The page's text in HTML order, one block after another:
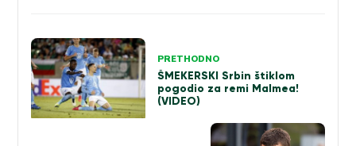
Kretanje
članka
PRETHODNO
ŠMEKERSKI Srbin štiklom
pogodio za remi Malmea!
(VIDEO)